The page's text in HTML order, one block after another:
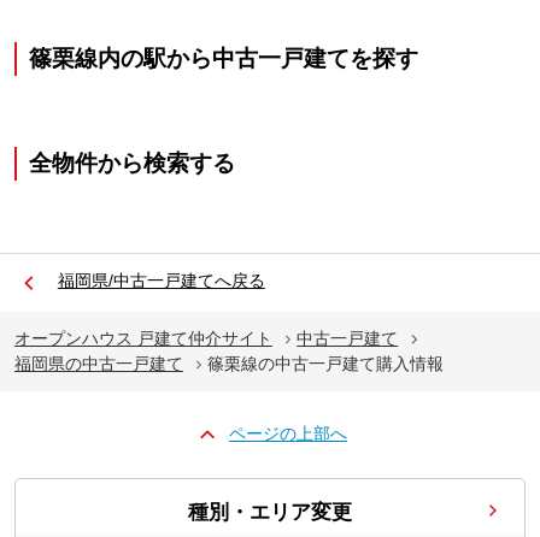
篠栗線内の駅から中古一戸建てを探す
全物件から検索する
福岡県/中古一戸建てへ戻る
オープンハウス 戸建て仲介サイト
中古一戸建て
福岡県の中古一戸建て
篠栗線の中古一戸建て購入情報
ページの上部へ
種別・エリア変更